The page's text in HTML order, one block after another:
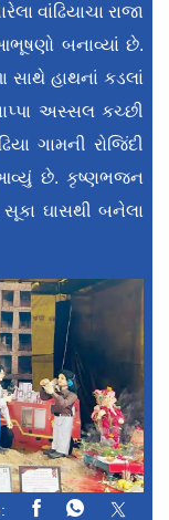
વાંઢિયાચા રાજા
બનાવ્યાં છે.
સાથે હાથનાં કડલાં
અસ્સલ કચ્છી
ગામની રોજિંદી
આવ્યું છે. કૃષ્ણભજન
ઘાસથી બનેલા